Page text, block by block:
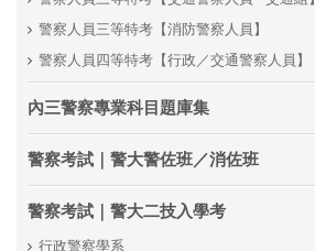
警察人員三等特考【消防警察人員】
警察人員四等特考【行政／交通警察人員】
內三警察專業科目題庫集
警察考試｜警大警佐班／消佐班
警察考試｜警大二技入學考
行政警察學系